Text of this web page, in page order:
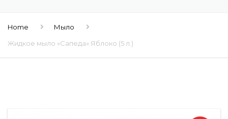
Home
Мыло
Жидкое мыло «Сапеда» Яблоко (5 л.)